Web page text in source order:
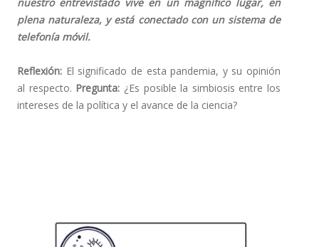
plena naturaleza, y está conectado con un sistema de
telefonía móvil.
Reflexión: El significado de esta pandemia, y su opinión
al respecto. Pregunta: ¿Es posible la simbiosis entre los
intereses de la política y el avance de la ciencia?